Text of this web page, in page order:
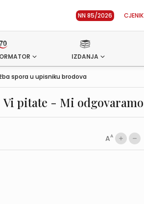
NN 85/2026 CJENIK
IZDANJA
spora u upisniku brodova
Vi pitate - Mi odgovaramo
AA